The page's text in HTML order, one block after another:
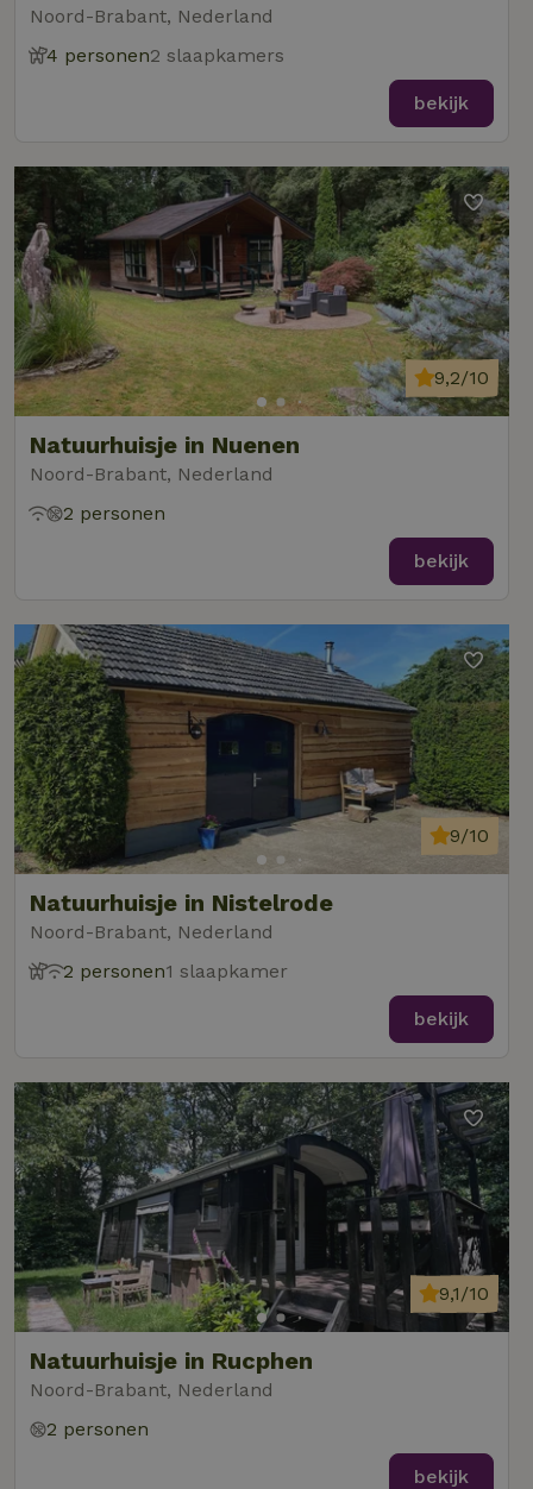
Noord-Brabant, Nederland
4 personen2 slaapkamers
bekijk
Natuurhuisje in Nuenen
Noord-Brabant, Nederland
9,2/10
2 personen
bekijk
Natuurhuisje in Nistelrode
Noord-Brabant, Nederland
9/10
2 personen1 slaapkamer
bekijk
Natuurhuisje in Rucphen
Noord-Brabant, Nederland
9,1/10
2 personen
bekijk